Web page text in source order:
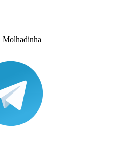
Molhadinha